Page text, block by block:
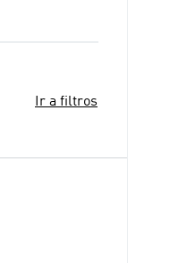
Ir a filtros